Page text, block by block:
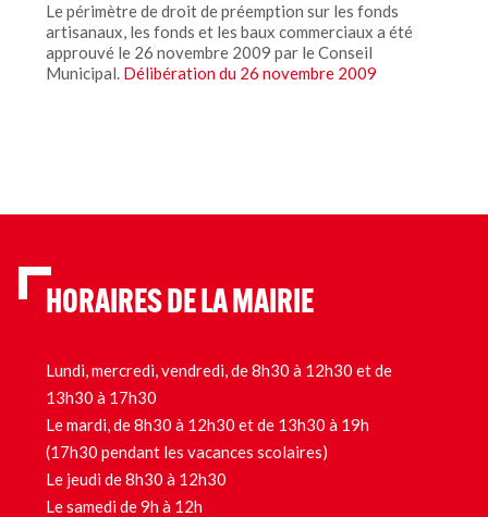
Le périmètre de droit de préemption sur les fonds
artisanaux, les fonds et les baux commerciaux a été
approuvé le 26 novembre 2009 par le Conseil
Municipal. Délibération du 26 novembre 2009
HORAIRES DE LA MAIRIE
Lundi, mercredi, vendredi, de 8h30 à 12h30 et de
13h30 à 17h30
Le mardi, de 8h30 à 12h30 et de 13h30 à 19h
(17h30 pendant les vacances scolaires)
Le jeudi de 8h30 à 12h30
Le samedi de 9h à 12h